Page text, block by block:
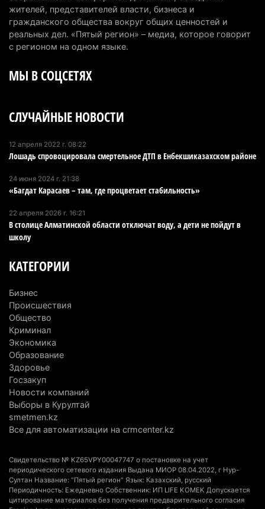
4 августа 2026 г. 15:11
В Алматинской области назначили нового
председателя административного суда
В Алматинской области второй день не могут
4 августа 2026 г. 13:02
В Алматы приостановили лицензии 350
строительным компаниям
В команде акима Алатау новое назначение: кто
возглавил аппарат города
4 августа 2026 г. 11:40 147
в число регионов с самым большим
4 августа 2026 г. 09:09
«От экспорта сырья - к сложным
производствам»: партия «Әділет» представила в
Актобе план диверсификации
3 августа 2026 г. 20:46
Солдат-срочник выпал из окна четвертого этажа
казармы в Конаеве
3 августа 2026 г. 18:08
природу Алматинской области
3 августа 2026 г. 16:16
жителей, представителей власти, бизнеса и
гражданского общества вокруг общих ценностей и
реальных дел. «Пятый регион» – медиа, которое говорит
с регионом на одном языке.
МЫ В СОЦСЕТЯХ
СЛУЧАЙНЫЕ НОВОСТИ
12 апреля 2022 г. 08:22
Лошадь спровоцировала смертельное ДТП в Енбекшиказахском районе
24 июня 2024 г. 21:38
«Багдат Карасаев – там, где процветает стабильность»
22 апреля 2026 г. 16:21
В столице Алматинской области отключат воду, а дети не пойдут в
школу
КАТЕГОРИИ
Бизнес
Происшествия
Общество
Криминал
Экономика
Образование
Здоровье
Госзакуп
Новости компаний
Выборы в Курултай
smetmen.kz
Все для автоматизации на crmcenter.kz
Свидетельство № KZ65VPY00047747 о постановке на учет
периодического сетевого издания Выдана МИОР 08.04.2022, г Нур-
Султан Название: "Пятый регион" Язык: Казахский, русский
Периодичность: Ежедневно Собственник: ИП LIFE KOMEK Допускается
цитирование материалов без получения предварительного согласия